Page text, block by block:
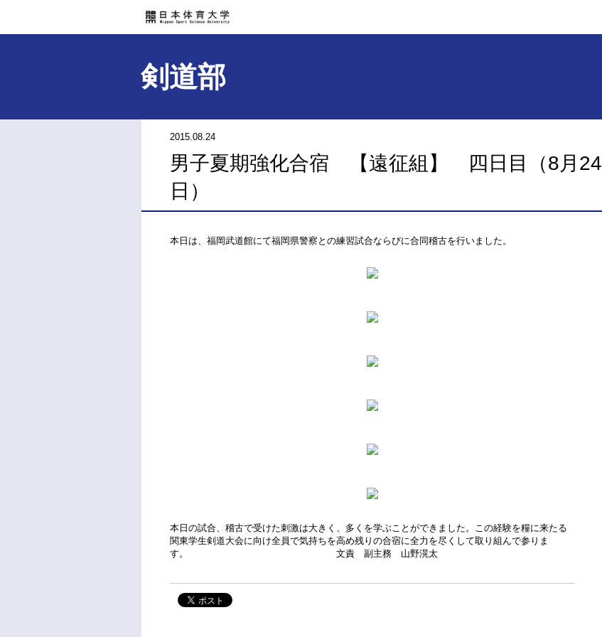
剣道部
2015.08.24
男子夏期強化合宿 【遠征組】 四日目（8月24
日）
本日は、福岡武道館にて福岡県警察との練習試合ならびに合同稽古を行いました。
本日の試合、稽古で受けた刺激は大きく、多くを学ぶことができました。この経験を糧に来たる
関東学生剣道大会に向け全員で気持ちを高め残りの合宿に全力を尽くして取り組んで参りま
す。 文責 副主務 山野滉太